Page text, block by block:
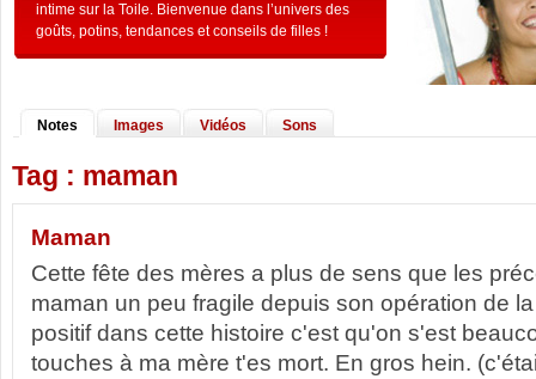
intime sur la Toile. Bienvenue dans l’univers des
goûts, potins, tendances et conseils de filles !
Notes Images Vidéos Sons
Tag : maman
Maman
Cette fête des mères a plus de sens que les
maman un peu fragile depuis son opération de
positif dans cette histoire c'est qu'on s'est
touches à ma mère t'es mort. En gros hein.